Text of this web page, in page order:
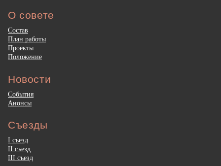
О совете
Состав
План работы
Проекты
Положение
Новости
События
Анонсы
Съезды
I съезд
II съезд
III съезд